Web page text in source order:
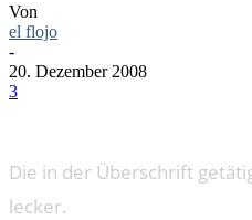
Von
el flojo
-
20. Dezember 2008
3
Die in der Überschrift
lecker.